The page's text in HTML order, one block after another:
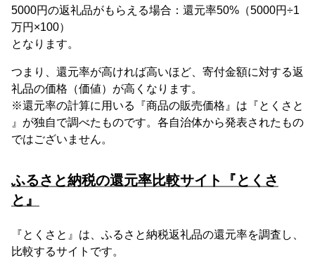
5000円の返礼品がもらえる場合：還元率50%（5000円÷1
万円×100）
となります。
つまり、還元率が高ければ高いほど、寄付金額に対する返
礼品の価格（価値）が高くなります。
※還元率の計算に用いる『商品の販売価格』は『とくさと
』が独自で調べたものです。各自治体から発表されたもの
ではございません。
ふるさと納税の還元率比較サイト『とくさ
と』
『とくさと』は、ふるさと納税返礼品の還元率を調査し、
比較するサイトです。